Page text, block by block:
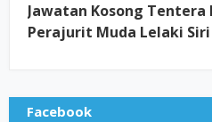
Jawatan Kosong Tentera
Perajurit Muda Lelaki Siri
Facebook